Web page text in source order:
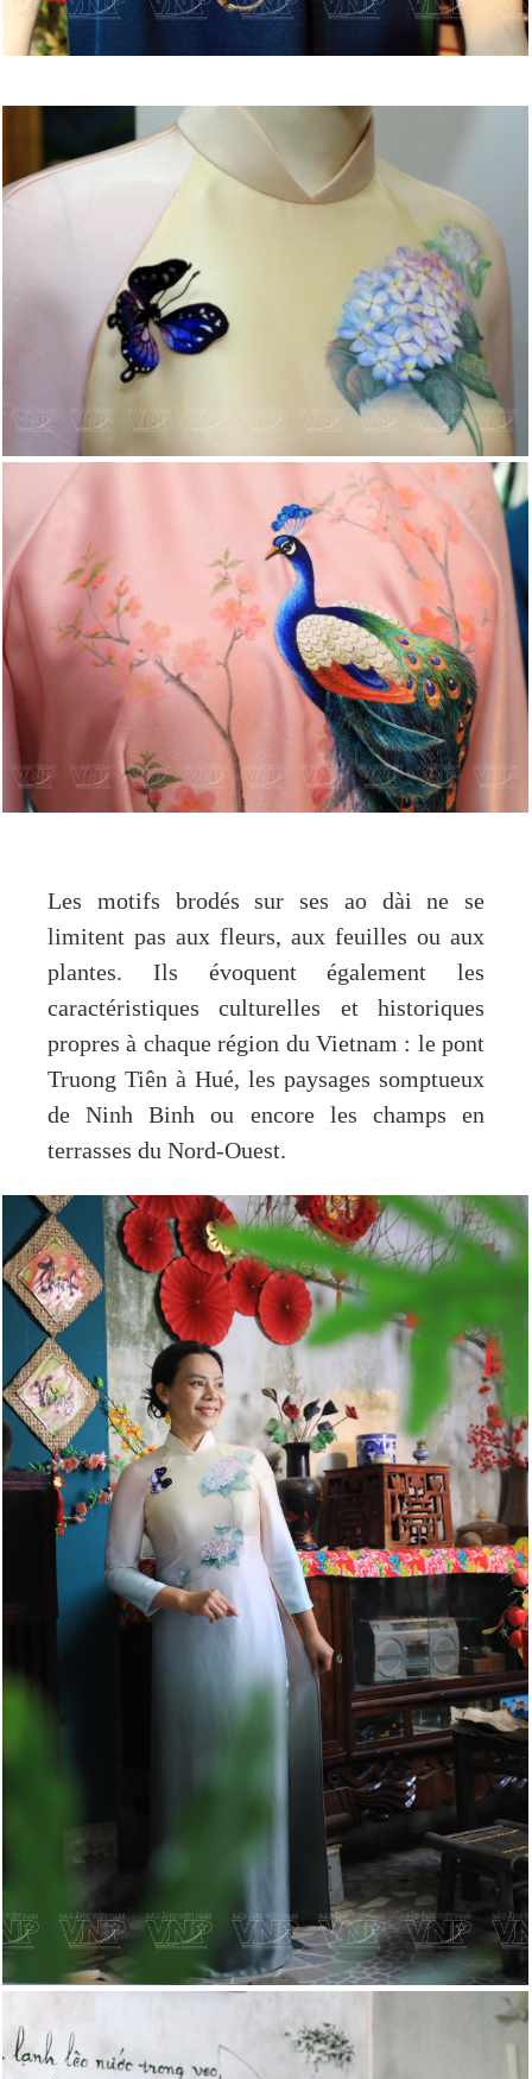
Les motifs brodés sur ses ao dài ne se
limitent pas aux fleurs, aux feuilles ou aux
plantes. Ils évoquent également les
caractéristiques culturelles et historiques
propres à chaque région du Vietnam : le pont
Truong Tiên à Hué, les paysages somptueux
de Ninh Binh ou encore les champs en
terrasses du Nord-Ouest.